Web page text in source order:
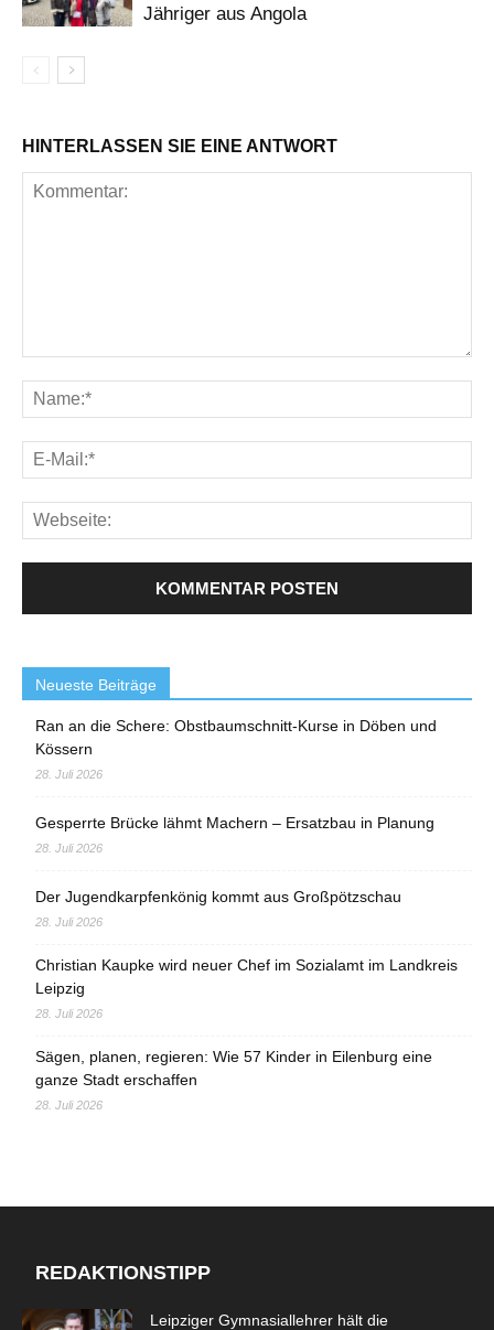
Jähriger aus Angola
HINTERLASSEN SIE EINE ANTWORT
Neueste Beiträge
Ran an die Schere: Obstbaumschnitt-Kurse in Döben und
Kössern
28. Juli 2026
Gesperrte Brücke lähmt Machern – Ersatzbau in Planung
28. Juli 2026
Der Jugendkarpfenkönig kommt aus Großpötzschau
28. Juli 2026
Christian Kaupke wird neuer Chef im Sozialamt im Landkreis
Leipzig
28. Juli 2026
Sägen, planen, regieren: Wie 57 Kinder in Eilenburg eine
ganze Stadt erschaffen
28. Juli 2026
REDAKTIONSTIPP
Leipziger Gymnasiallehrer hält die